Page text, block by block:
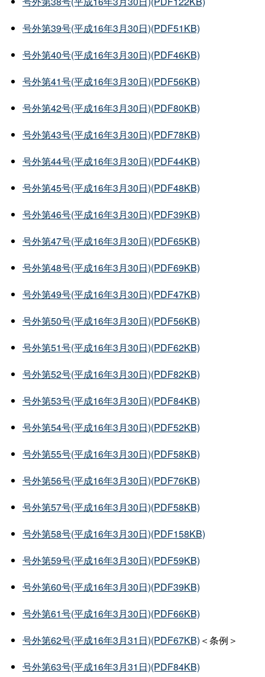
号外第39号(平成16年3月30日)(PDF51KB)
号外第40号(平成16年3月30日)(PDF46KB)
号外第41号(平成16年3月30日)(PDF56KB)
号外第42号(平成16年3月30日)(PDF80KB)
号外第43号(平成16年3月30日)(PDF78KB)
号外第44号(平成16年3月30日)(PDF44KB)
号外第45号(平成16年3月30日)(PDF48KB)
号外第46号(平成16年3月30日)(PDF39KB)
号外第47号(平成16年3月30日)(PDF65KB)
号外第48号(平成16年3月30日)(PDF69KB)
号外第49号(平成16年3月30日)(PDF47KB)
号外第50号(平成16年3月30日)(PDF56KB)
号外第51号(平成16年3月30日)(PDF62KB)
号外第52号(平成16年3月30日)(PDF82KB)
号外第53号(平成16年3月30日)(PDF84KB)
号外第54号(平成16年3月30日)(PDF52KB)
号外第55号(平成16年3月30日)(PDF58KB)
号外第56号(平成16年3月30日)(PDF76KB)
号外第57号(平成16年3月30日)(PDF58KB)
号外第58号(平成16年3月30日)(PDF158KB)
号外第59号(平成16年3月30日)(PDF59KB)
号外第60号(平成16年3月30日)(PDF39KB)
号外第61号(平成16年3月30日)(PDF66KB)
号外第62号(平成16年3月31日)(PDF67KB) ＜条例＞
号外第63号(平成16年3月31日)(PDF84KB)